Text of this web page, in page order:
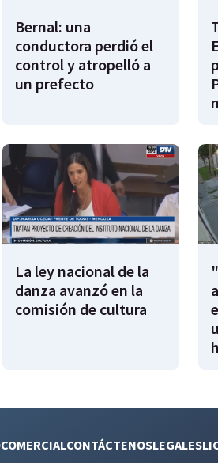
Bernal: una
conductora perdió el
control y atropelló a
un prefecto
La ley nacional de la
danza avanzó en la
comisión de cultura
COMERCIALCONTÁCTENOSLEGALES